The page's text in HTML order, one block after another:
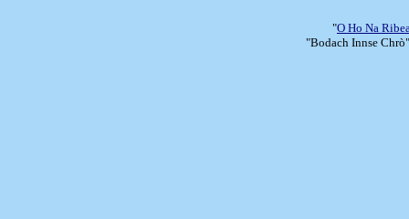
"O Ho Na
"Bodach Innse